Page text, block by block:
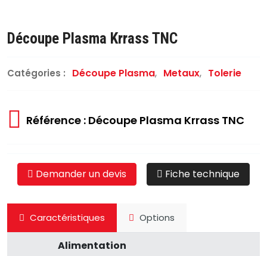
Découpe Plasma Krrass TNC
Catégories : Découpe Plasma, Metaux, Tolerie
Référence : Découpe Plasma Krrass TNC
Demander un devis Fiche technique
Caractéristiques Options
Alimentation